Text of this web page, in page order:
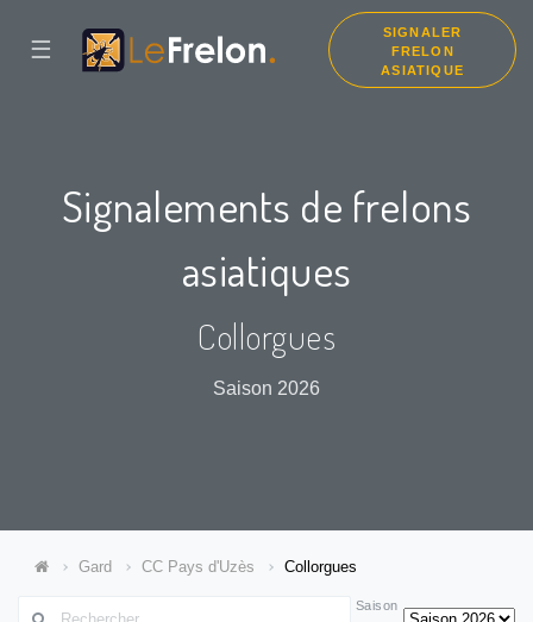
☰
SIGNALER
FRELON
ASIATIQUE
Signalements de frelons
asiatiques
Collorgues
Saison 2026
Gard CC Pays d'Uzès Collorgues
Saison